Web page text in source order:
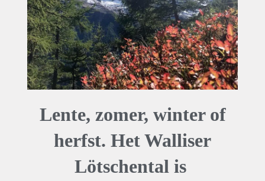
Lente, zomer, winter of
herfst. Het Walliser
Lötschental is